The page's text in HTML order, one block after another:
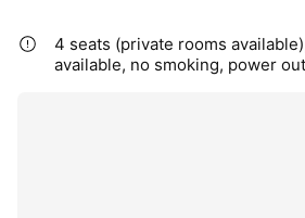
4 seats (private rooms
available, no smoking, power